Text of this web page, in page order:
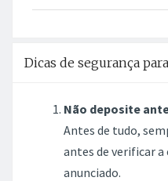
Dicas de segurança
Não deposite
Antes de tudo,
antes de verificar
anunciado.